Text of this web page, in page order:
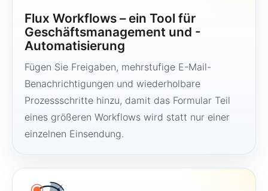
Flux Workflows – ein Tool für
Geschäftsmanagement und -
Automatisierung
Fügen Sie Freigaben, mehrstufige E-Mail-
Benachrichtigungen und wiederholbare
Prozessschritte hinzu, damit das Formular Teil
eines größeren Workflows wird statt nur einer
einzelnen Einsendung.